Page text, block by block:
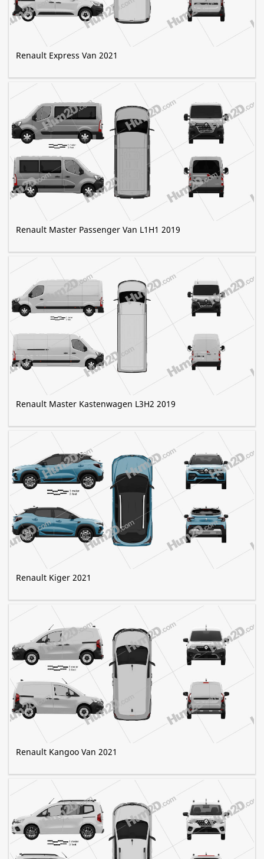
Renault Express Van 2021
Renault Master Passenger Van L1H1 2019
Renault Master Kastenwagen L3H2 2019
Renault Kiger 2021
Renault Kangoo Van 2021